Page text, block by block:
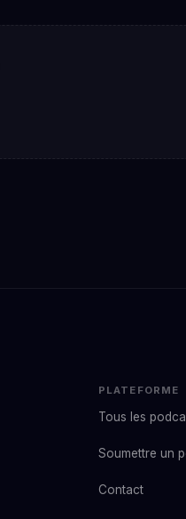
PLATEFORME
Tous les
Soumettre un
Contact